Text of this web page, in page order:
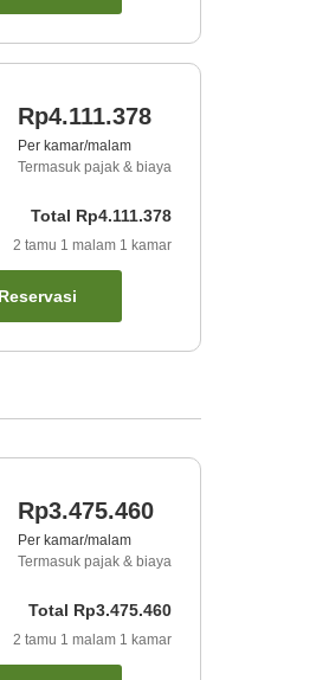
Rp4.111.378
Per kamar/malam
Termasuk pajak & biaya
Total Rp4.111.378
2 tamu 1 malam 1 kamar
Reservasi
Rp3.475.460
Per kamar/malam
Termasuk pajak & biaya
Total Rp3.475.460
2 tamu 1 malam 1 kamar